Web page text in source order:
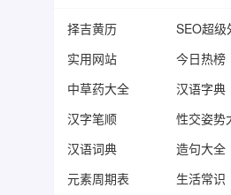
择吉黄历
SEO超级
实用网站
今日热榜
中草药大全
汉语字典
汉字笔顺
性交姿势
汉语词典
造句大全
元素周期表
生活常识